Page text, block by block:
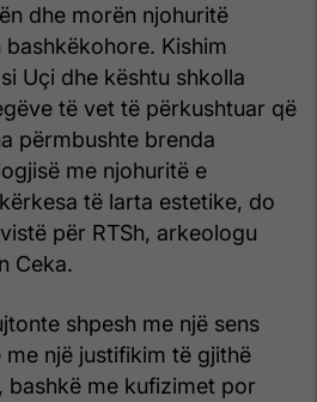
dhe morën njohuritë
Kishim
Uçi dhe kështu shkolla
të vet të përkushtuar që
përmbushte brenda
me njohuritë e
të larta estetike, do
për RTSh, arkeologu
Ceka.
shpesh me një sens
një justifikim të gjithë
bashkë me kufizimet por